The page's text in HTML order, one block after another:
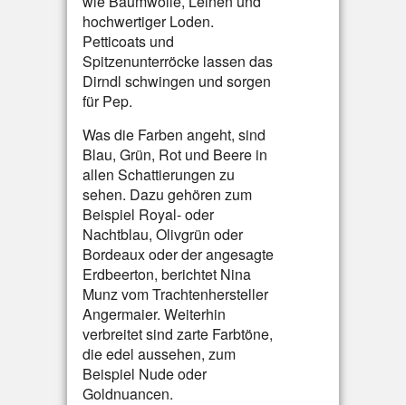
hochwertiger Loden.
Petticoats und
Spitzenunterröcke lassen das
Dirndl schwingen und sorgen
für Pep.
Was die Farben angeht, sind
Blau, Grün, Rot und Beere in
allen Schattierungen zu
sehen. Dazu gehören zum
Beispiel Royal- oder
Nachtblau, Olivgrün oder
Bordeaux oder der angesagte
Erdbeerton, berichtet Nina
Munz vom Trachtenhersteller
Angermaier. Weiterhin
verbreitet sind zarte Farbtöne,
die edel aussehen, zum
Beispiel Nude oder
Goldnuancen.